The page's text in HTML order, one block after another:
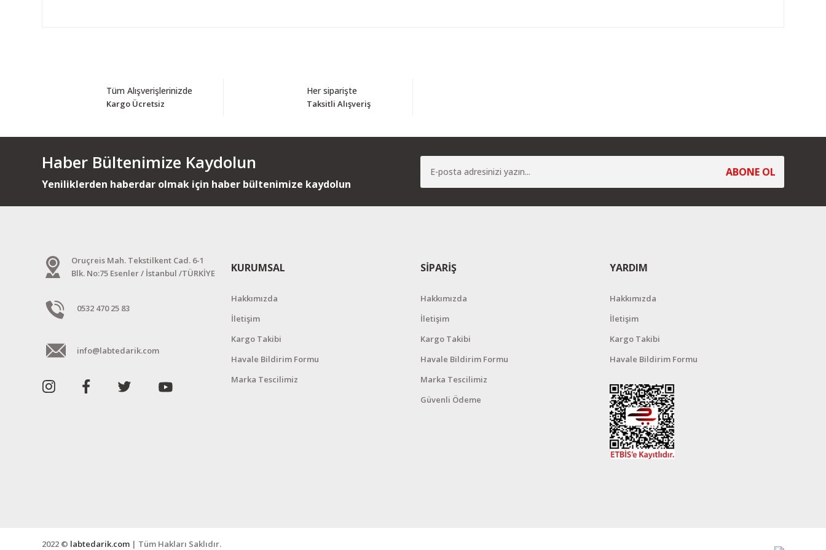
Tüm Alışverişlerinizde
Kargo Ücretsiz
Her siparişte
Taksitli Alışveriş
Haber Bültenimize Kaydolun
Yeniliklerden haberdar olmak için haber bültenimize kaydolun
ABONE OL
Oruçreis Mah. Tekstilkent Cad. 6-1
Blk. No:75 Esenler / İstanbul /TÜRKİYE
0532 470 25 83
info@labtedarik.com
KURUMSAL
Hakkımızda
İletişim
Kargo Takibi
Havale Bildirim Formu
Marka Tescilimiz
SİPARİŞ
Hakkımızda
İletişim
Kargo Takibi
Havale Bildirim Formu
Marka Tescilimiz
Güvenli Ödeme
YARDIM
Hakkımızda
İletişim
Kargo Takibi
Havale Bildirim Formu
2022 © labtedarik.com | Tüm Hakları Saklıdır.